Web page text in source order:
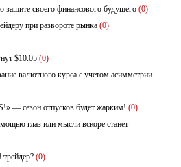
защите своего финансового будущего (0)
при развороте рынка (0)
$10.05 (0)
валютного курса с учетом асимметрии
— сезон отпусков будет жарким! (0)
глаз или мысли вскоре станет
(0)